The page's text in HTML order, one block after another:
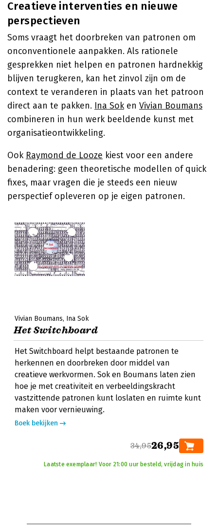
Creatieve interventies en nieuwe
perspectieven
Soms vraagt het doorbreken van patronen om
onconventionele aanpakken. Als rationele
gesprekken niet helpen en patronen hardnekkig
blijven terugkeren, kan het zinvol zijn om de
context te veranderen in plaats van het patroon
direct aan te pakken. Ina Soken Vivian Boumans
combineren in hun werk beeldende kunst met
organisatieontwikkeling.
Ook Raymond de Looze kiest voor een andere
benadering: geen theoretische modellen of quick
fixes, maar vragen die je steeds een nieuw
perspectief opleveren op je eigen patronen.
Vivian Boumans Ina Sok
Het Switchboard
Het Switchboard helpt bestaande patronen te
herkennen en doorbreken door middel van
creatieve werkvormen. Sok en Boumans laten zien
hoe je met creativiteit en verbeeldingskracht
vastzittende patronen kunt loslaten en ruimte kunt
maken voor vernieuwing.
Boek bekijken
34,9526,95
Laatste exemplaar! Voor 21:00 uur besteld, vrijdag in huis